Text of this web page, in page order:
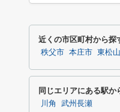
近くの市区町村から探
秩父市 本庄市 東松
同じエリアにある駅か
川角 武州長瀬